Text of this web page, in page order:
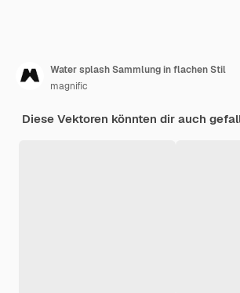
Water splash Sammlung in flachen Stil
magnific
Diese Vektoren könnten dir auch